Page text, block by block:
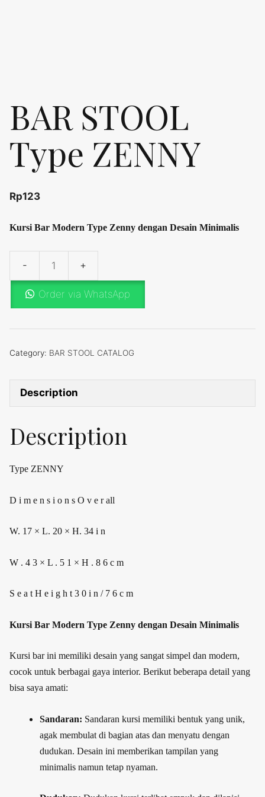
BAR STOOL
Type ZENNY
Rp123
Kursi Bar Modern Type Zenny dengan Desain Minimalis
STOOL
Order via WhatsApp
Category: BAR STOOL CATALOG
Description
Description
Type ZENNY
D i m e n s i o n s O v e r all
W. 17 × L. 20 × H. 34 i n
W . 4 3 × L . 5 1 × H . 8 6 c m
S e a t H e i g h t 3 0 i n / 7 6 c m
Kursi Bar Modern Type Zenny dengan Desain Minimalis
Kursi bar ini memiliki desain yang sangat simpel dan modern,
cocok untuk berbagai gaya interior. Berikut beberapa detail yang
bisa saya amati:
Sandaran: Sandaran kursi memiliki bentuk yang unik,
agak membulat di bagian atas dan menyatu dengan
dudukan. Desain ini memberikan tampilan yang
minimalis namun tetap nyaman.